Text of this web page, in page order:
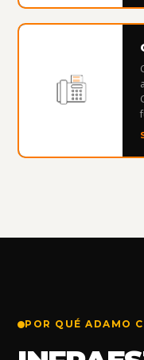
POR QUÉ ADAMO